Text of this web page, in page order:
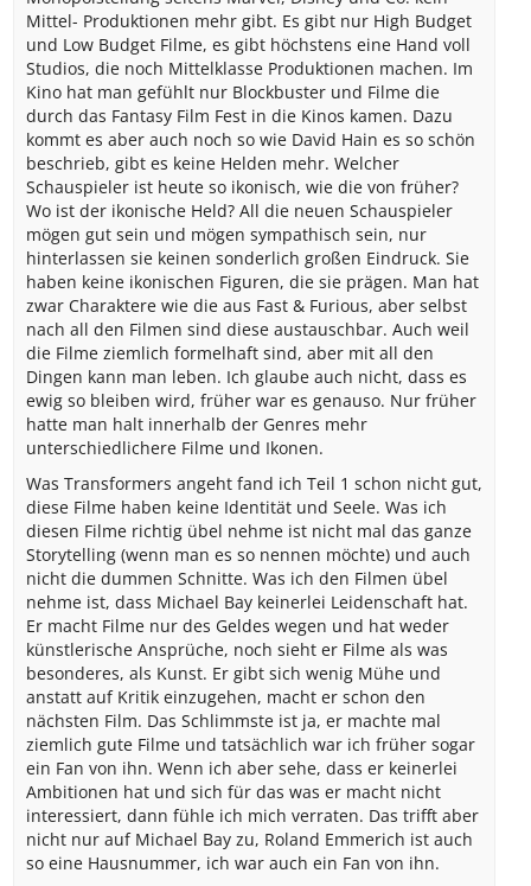
Mittel- Produktionen mehr gibt. Es gibt nur High Budget
und Low Budget Filme, es gibt höchstens eine Hand voll
Studios, die noch Mittelklasse Produktionen machen. Im
Kino hat man gefühlt nur Blockbuster und Filme die
durch das Fantasy Film Fest in die Kinos kamen. Dazu
kommt es aber auch noch so wie David Hain es so schön
beschrieb, gibt es keine Helden mehr. Welcher
Schauspieler ist heute so ikonisch, wie die von früher?
Wo ist der ikonische Held? All die neuen Schauspieler
mögen gut sein und mögen sympathisch sein, nur
hinterlassen sie keinen sonderlich großen Eindruck. Sie
haben keine ikonischen Figuren, die sie prägen. Man hat
zwar Charaktere wie die aus Fast & Furious, aber selbst
nach all den Filmen sind diese austauschbar. Auch weil
die Filme ziemlich formelhaft sind, aber mit all den
Dingen kann man leben. Ich glaube auch nicht, dass es
ewig so bleiben wird, früher war es genauso. Nur früher
hatte man halt innerhalb der Genres mehr
unterschiedlichere Filme und Ikonen.
Was Transformers angeht fand ich Teil 1 schon nicht gut,
diese Filme haben keine Identität und Seele. Was ich
diesen Filme richtig übel nehme ist nicht mal das ganze
Storytelling (wenn man es so nennen möchte) und auch
nicht die dummen Schnitte. Was ich den Filmen übel
nehme ist, dass Michael Bay keinerlei Leidenschaft hat.
Er macht Filme nur des Geldes wegen und hat weder
künstlerische Ansprüche, noch sieht er Filme als was
besonderes, als Kunst. Er gibt sich wenig Mühe und
anstatt auf Kritik einzugehen, macht er schon den
nächsten Film. Das Schlimmste ist ja, er machte mal
ziemlich gute Filme und tatsächlich war ich früher sogar
ein Fan von ihn. Wenn ich aber sehe, dass er keinerlei
Ambitionen hat und sich für das was er macht nicht
interessiert, dann fühle ich mich verraten. Das trifft aber
nicht nur auf Michael Bay zu, Roland Emmerich ist auch
so eine Hausnummer, ich war auch ein Fan von ihn.